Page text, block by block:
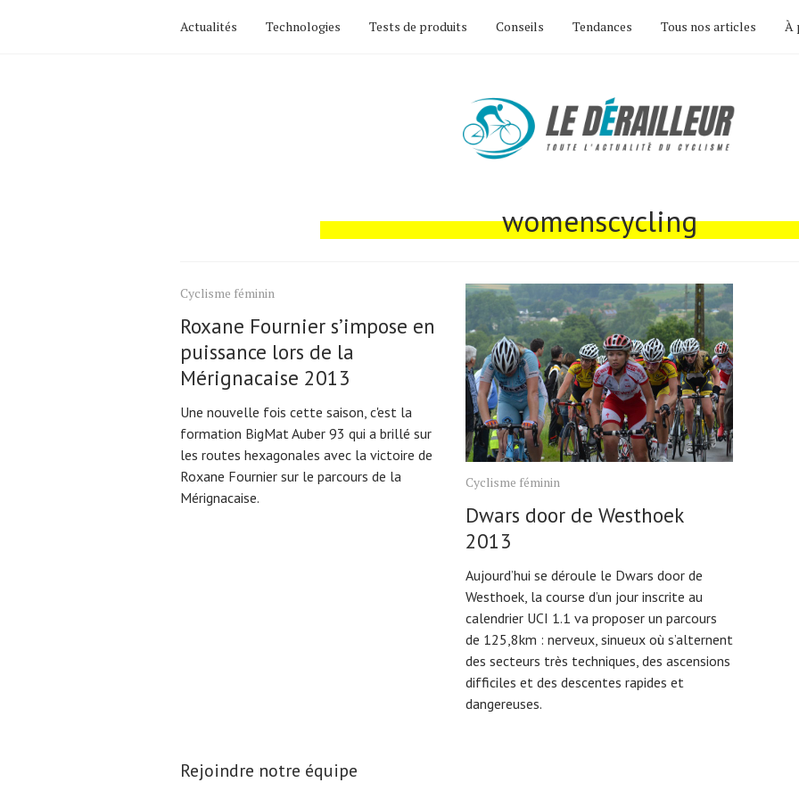
Actualités Technologies Tests de produits Conseils Tendances Tous nos articles À
womenscycling
Cyclisme féminin
Roxane Fournier s’impose en
puissance lors de la
Mérignacaise 2013
Une nouvelle fois cette saison, c'est la
formation BigMat Auber 93 qui a brillé sur
les routes hexagonales avec la victoire de
Roxane Fournier sur le parcours de la
Mérignacaise.
Cyclisme féminin
Dwars door de Westhoek
2013
Aujourd’hui se déroule le Dwars door de
Westhoek, la course d’un jour inscrite au
calendrier UCI 1.1 va proposer un parcours
de 125,8km : nerveux, sinueux où s’alternent
des secteurs très techniques, des ascensions
difficiles et des descentes rapides et
dangereuses.
Rejoindre notre équipe